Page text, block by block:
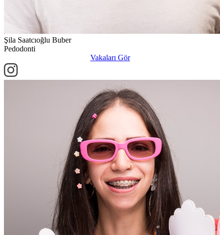
Şila Saatcıoğlu Buber
Pedodonti
Vakaları Gör